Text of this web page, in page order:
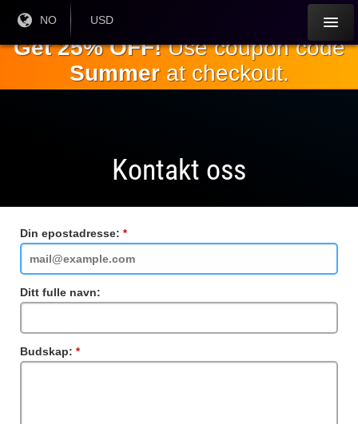
Nåværende
språk:
NO
Gjeldende
USD
Get 25% OFF!Use coupon code
Summerat checkout.
Kontakt oss
Din epostadresse:
felt
Ditt fulle navn:
Budskap:
felt